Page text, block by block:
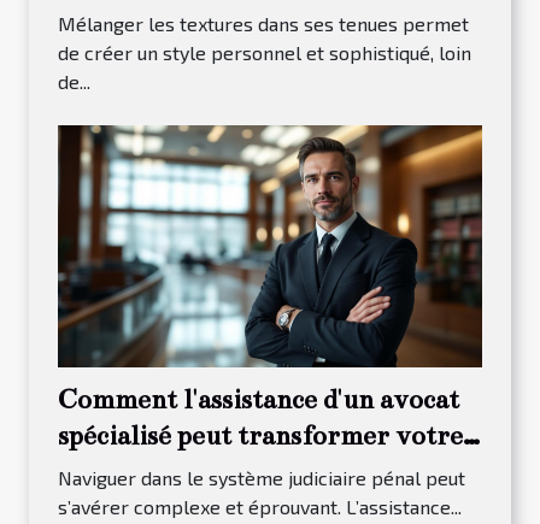
Mélanger les textures dans ses tenues permet
de créer un style personnel et sophistiqué, loin
de...
Comment l'assistance d'un avocat
spécialisé peut transformer votre
procès pénal ?
Naviguer dans le système judiciaire pénal peut
s’avérer complexe et éprouvant. L’assistance...